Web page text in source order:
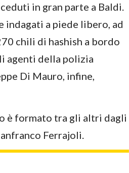
in gran parte a Baldi.
indagati a piede libero, ad
chili di hashish a bordo
agenti della polizia
Di Mauro, infine,
è formato tra gli altri dagli
Ferrajoli.